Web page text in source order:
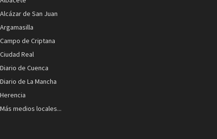
Alcázar de San Juan
Argamasilla
Campo de Criptana
Ciudad Real
Diario de Cuenca
Diario de La Mancha
Herencia
Más medios locales...